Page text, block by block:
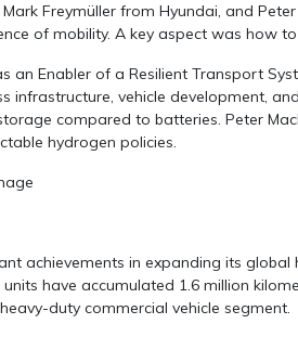
Freymüller from Hyundai, and
of mobility. A key aspect was how
an Enabler of a Resilient Transport
infrastructure, vehicle development,
compared to batteries. Peter
hydrogen policies.
achievements in expanding its
have accumulated 1.6 million
duty commercial vehicle segment.